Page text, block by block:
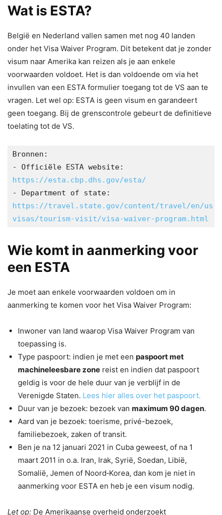
Wat is ESTA?
België en Nederland vallen samen met nog 40 landen
onder het Visa Waiver Program. Dit betekent dat je zonder
visum naar Amerika kan reizen als je aan enkele
voorwaarden voldoet. Het is dan voldoende om via het
invullen van een ESTA formulier toegang tot de VS aan te
vragen. Let wel op: ESTA is geen visum en garandeert
geen toegang. Bij de grenscontrole gebeurt de definitieve
toelating tot de VS.
Bronnen:
https://esta.cbp.dhs.gov/esta/
https://travel.state.gov/content/travel/en/us-
visas/tourism-visit/visa-waiver-program.html
Wie komt in aanmerking voor
een ESTA
Je moet aan enkele voorwaarden voldoen om in
aanmerking te komen voor het Visa Waiver Program:
Inwoner van land waarop Visa Waiver Program van
toepassing is.
Type paspoort: indien je met een paspoort met
machineleesbare zone reist en indien dat paspoort
geldig is voor de hele duur van je verblijf in de
Verenigde Staten. Lees hier alles over het paspoort.
Duur van je bezoek: bezoek van maximum 90 dagen.
Aard van je bezoek: toerisme, privé-bezoek,
familiebezoek, zaken of transit.
Ben je na 12 januari 2021 in Cuba geweest, of na 1
maart 2011 in o.a. Iran, Irak, Syrië, Soedan, Libië,
Somalië, Jemen of Noord‑Korea, dan kom je niet in
aanmerking voor ESTA en heb je een visum nodig.
Let op: De Amerikaanse overheid onderzoekt